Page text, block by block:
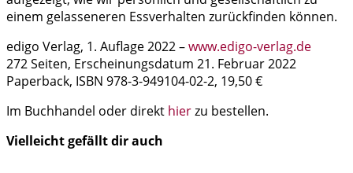
einem gelasseneren Essverhalten zurückfinden können.
edigo Verlag, 1. Auflage 2022 –www.edigo-verlag.de
272 Seiten, Erscheinungsdatum 21. Februar 2022
Paperback, ISBN 978-3-949104-02-2, 19,50 €
Im Buchhandel oder direkt hierzu bestellen.
Vielleicht gefällt dir auch